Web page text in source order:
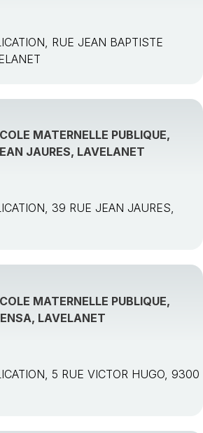
RUE JEAN BAPTISTE
MATERNELLE PUBLIQUE,
JAURES, LAVELANET
39 RUE JEAN JAURES,
MATERNELLE PUBLIQUE,
LAVELANET
5 RUE VICTOR HUGO, 9300